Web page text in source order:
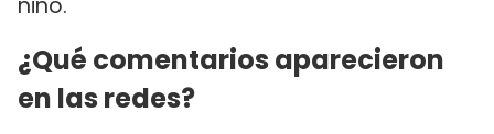
¿Qué comentarios aparecieron
en las redes?